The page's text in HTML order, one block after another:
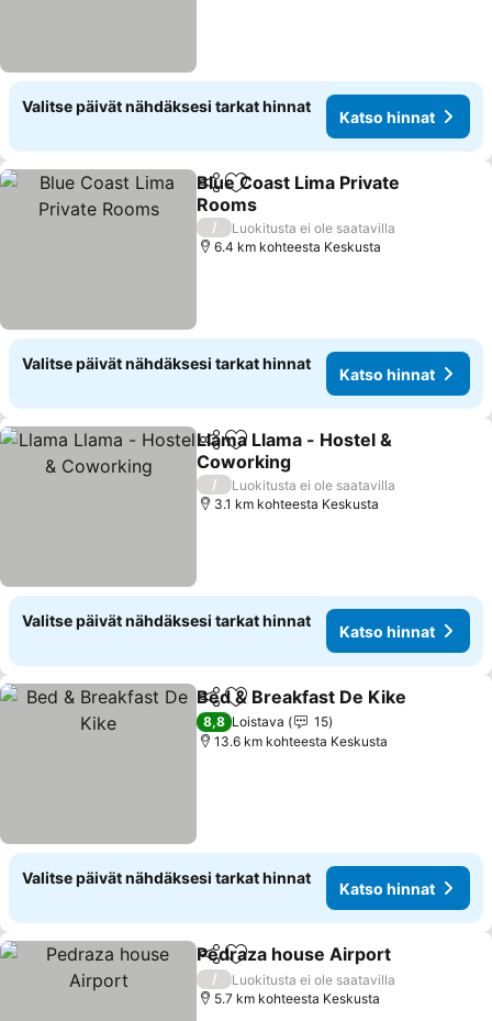
Valitse päivät nähdäksesi tarkat hinnat
Katso hinnat
Jaa Lisää suosikkeihin
Blue Coast Lima Private
Rooms
/
Luokitusta ei ole saatavilla
6.4 km kohteesta Keskusta
Valitse päivät nähdäksesi tarkat hinnat
Katso hinnat
Jaa Lisää suosikkeihin
Llama Llama - Hostel &
Coworking
/
Luokitusta ei ole saatavilla
3.1 km kohteesta Keskusta
Valitse päivät nähdäksesi tarkat hinnat
Katso hinnat
Jaa Lisää suosikkeihin
Bed & Breakfast De Kike
8,8 Loistava
15
13.6 km kohteesta Keskusta
Valitse päivät nähdäksesi tarkat hinnat
Katso hinnat
Jaa Lisää suosikkeihin
Pedraza house Airport
/
Luokitusta ei ole saatavilla
5.7 km kohteesta Keskusta